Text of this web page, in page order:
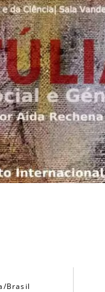
Brasil